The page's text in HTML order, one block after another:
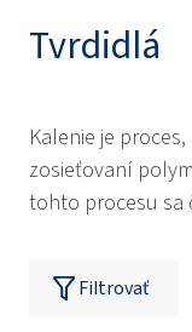
Tvrdidlá
Kalenie je
zosieťovaní
tohto procesu sa
Filtrovať